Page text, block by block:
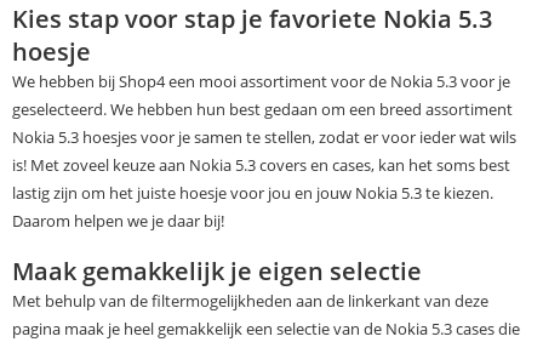
Kies stap voor stap je favoriete Nokia 5.3
hoesje
We hebben bij Shop4 een mooi assortiment voor de Nokia 5.3 voor je
geselecteerd. We hebben hun best gedaan om een breed assortiment
Nokia 5.3 hoesjes voor je samen te stellen, zodat er voor ieder wat wils
is! Met zoveel keuze aan Nokia 5.3 covers en cases, kan het soms best
lastig zijn om het juiste hoesje voor jou en jouw Nokia 5.3 te kiezen.
Daarom helpen we je daar bij!
Maak gemakkelijk je eigen selectie
Met behulp van de filtermogelijkheden aan de linkerkant van deze
pagina maak je heel gemakkelijk een selectie van de Nokia 5.3 cases die